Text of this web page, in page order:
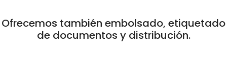
Ofrecemos también embolsado, etiquetado
de documentos y distribución.